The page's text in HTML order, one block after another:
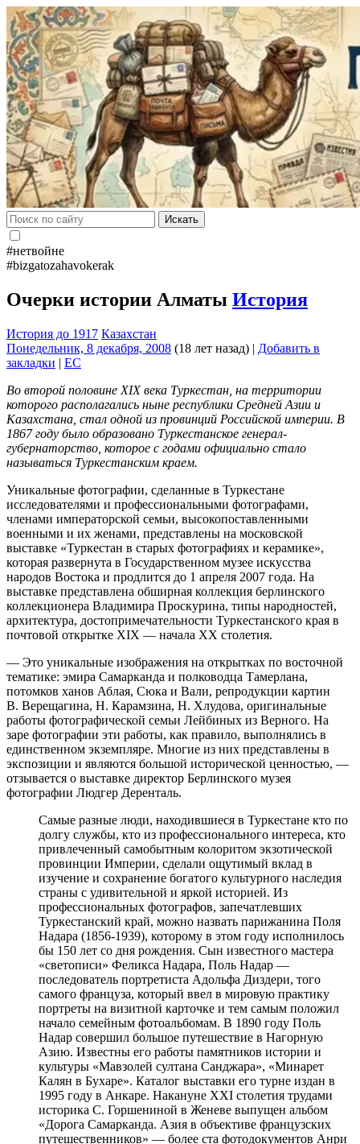
Искать
#нетвойне
#bizgatozahavokerak
Очерки истории Алматы История
История до 1917 Казахстан
Понедельник, 8 декабря, 2008 (18 лет назад) | Добавить в
закладки | EC
Во второй половине XIX века Туркестан, на территории
которого располагались ныне республики Средней Азии и
Казахстана, стал одной из провинций Российской империи. В
1867 году было образовано Туркестанское генерал-
губернаторство, которое с годами официально стало
называться Туркестанским краем.
Уникальные фотографии, сделанные в Туркестане
исследователями и профессиональными фотографами,
членами императорской семьи, высокопоставленными
военными и их женами, представлены на московской
выставке «Туркестан в старых фотографиях и керамике»,
которая развернута в Государственном музее искусства
народов Востока и продлится до 1 апреля 2007 года. На
выставке представлена обширная коллекция берлинского
коллекционера Владимира Проскурина, типы народностей,
архитектура, достопримечательности Туркестанского края в
почтовой открытке XIX — начала XX столетия.
— Это уникальные изображения на открытках по восточной
тематике: эмира Самарканда и полководца Тамерлана,
потомков ханов Аблая, Сюка и Вали, репродукции картин
В. Верещагина, Н. Карамзина, Н. Хлудова, оригинальные
работы фотографической семьи Лейбиных из Верного. На
заре фотографии эти работы, как правило, выполнялись в
единственном экземпляре. Многие из них представлены в
экспозиции и являются большой исторической ценностью, —
отзывается о выставке директор Берлинского музея
фотографии Людгер Деренталь.
Самые разные люди, находившиеся в Туркестане кто по
долгу службы, кто из профессионального интереса, кто
привлеченный самобытным колоритом экзотической
провинции Империи, сделали ощутимый вклад в
изучение и сохранение богатого культурного наследия
страны с удивительной и яркой историей. Из
профессиональных фотографов, запечатлевших
Туркестанский край, можно назвать парижанина Поля
Надара (1856-1939), которому в этом году исполнилось
бы 150 лет со дня рождения. Сын известного мастера
«светописи» Феликса Надара, Поль Надар —
последователь портретиста Адольфа Диздери, того
самого француза, который ввел в мировую практику
портреты на визитной карточке и тем самым положил
начало семейным фотоальбомам. В 1890 году Поль
Надар совершил большое путешествие в Нагорную
Азию. Известны его работы памятников истории и
культуры «Мавзолей султана Санджара», «Минарет
Калян в Бухаре». Каталог выставки его турне издан в
1995 году в Анкаре. Накануне XXI столетия трудами
историка С. Горшениной в Женеве выпущен альбом
«Дорога Самарканда. Азия в объективе французских
путешественников» — более ста фотодокументов Анри